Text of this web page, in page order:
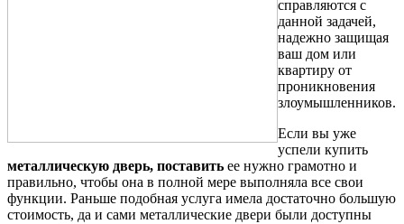
справляются с
данной задачей,
надежно защищая
ваш дом или
квартиру от
проникновения
злоумышленников.
Если вы уже
успели купить
металлическую дверь, поставить ее нужно грамотно и
правильно, чтобы она в полной мере выполняла все свои
функции. Раньше подобная услуга имела достаточно большую
стоимость, да и сами металлические двери были доступны